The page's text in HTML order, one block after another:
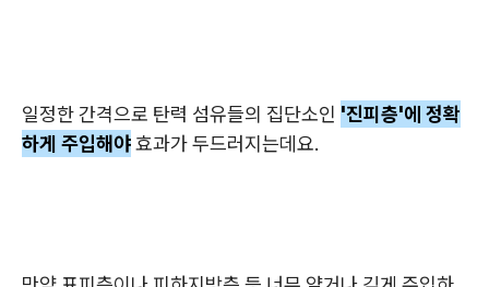
일정한 간격으로 탄력 섬유들의 집단소인 '진피층'에 정확
하게 주입해야효과가 두드러지는데요.